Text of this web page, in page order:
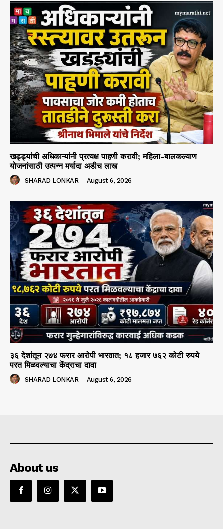
खड्ड्यांची अधिकाऱ्यांनी प्रत्यक्ष पाहणी करावी; महिला-बालकल्याण
योजनांसाठी उत्पन्न मर्यादा अडीच लाख
SHARAD LONKAR - August 6, 2026
३६ देशांतून २७४ फरार आरोपी भारतात; १८ हजार ७६२ कोटी रुपये
परत मिळवल्याचा केंद्राचा दावा
SHARAD LONKAR - August 6, 2026
About us